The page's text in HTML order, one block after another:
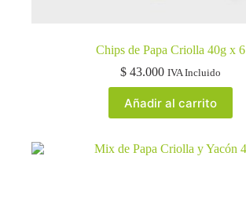
Chips de Papa Criolla 40g x 6
$ 43.000 IVA Incluido
Añadir al carrito